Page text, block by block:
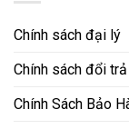
Chính sách đại lý
Chính sách đổi
Chính Sách Bảo